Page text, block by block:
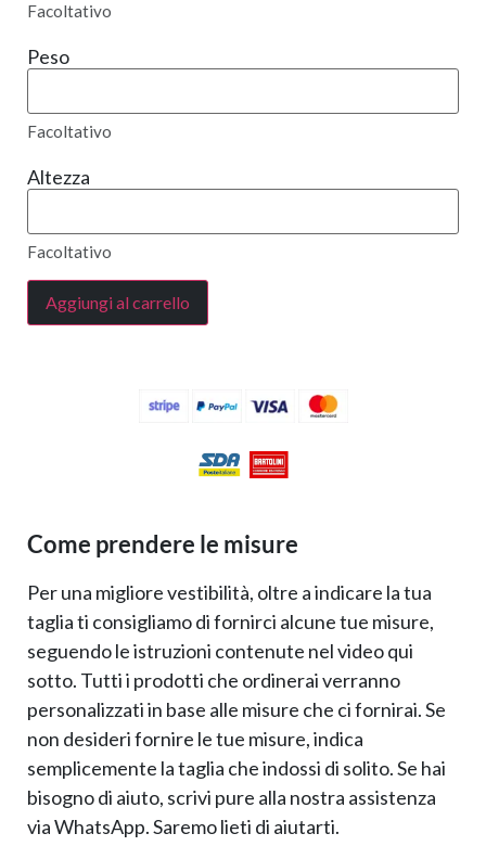
Facoltativo
Peso
Facoltativo
Altezza
Facoltativo
Aggiungi al carrello
Come prendere le misure
Per una migliore vestibilità, oltre a indicare la tua
taglia ti consigliamo di fornirci alcune tue misure,
seguendo le istruzioni contenute nel video qui
sotto. Tutti i prodotti che ordinerai verranno
personalizzati in base alle misure che ci fornirai. Se
non desideri fornire le tue misure, indica
semplicemente la taglia che indossi di solito. Se hai
bisogno di aiuto, scrivi pure alla nostra assistenza
via WhatsApp. Saremo lieti di aiutarti.